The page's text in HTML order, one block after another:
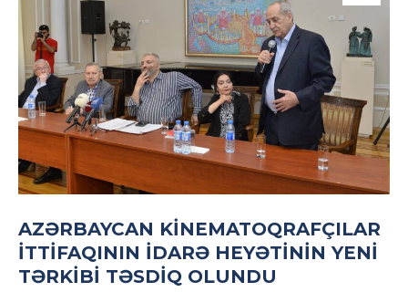
AZƏRBAYCAN KİNEMATOQRAFÇILAR
İTTİFAQININ İDARƏ HEYƏTİNİN YENİ
TƏRKİBİ TƏSDİQ OLUNDU